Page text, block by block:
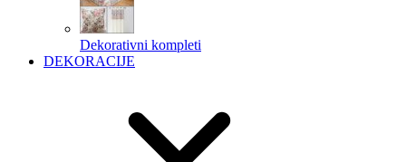
Dekorativni kompleti
DEKORACIJE